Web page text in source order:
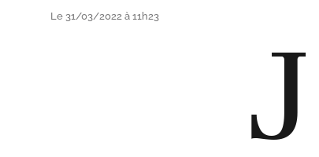
Le 31/03/2022 à 11h23 J